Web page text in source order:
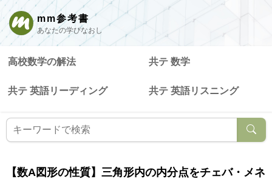
mm参考書
あなたの学びなおし
高校数学の解法 共テ 数学
共テ 英語リーディング 共テ 英語リスニング
【数A図形の性質】三角形内の内分点をチェバ・メネ